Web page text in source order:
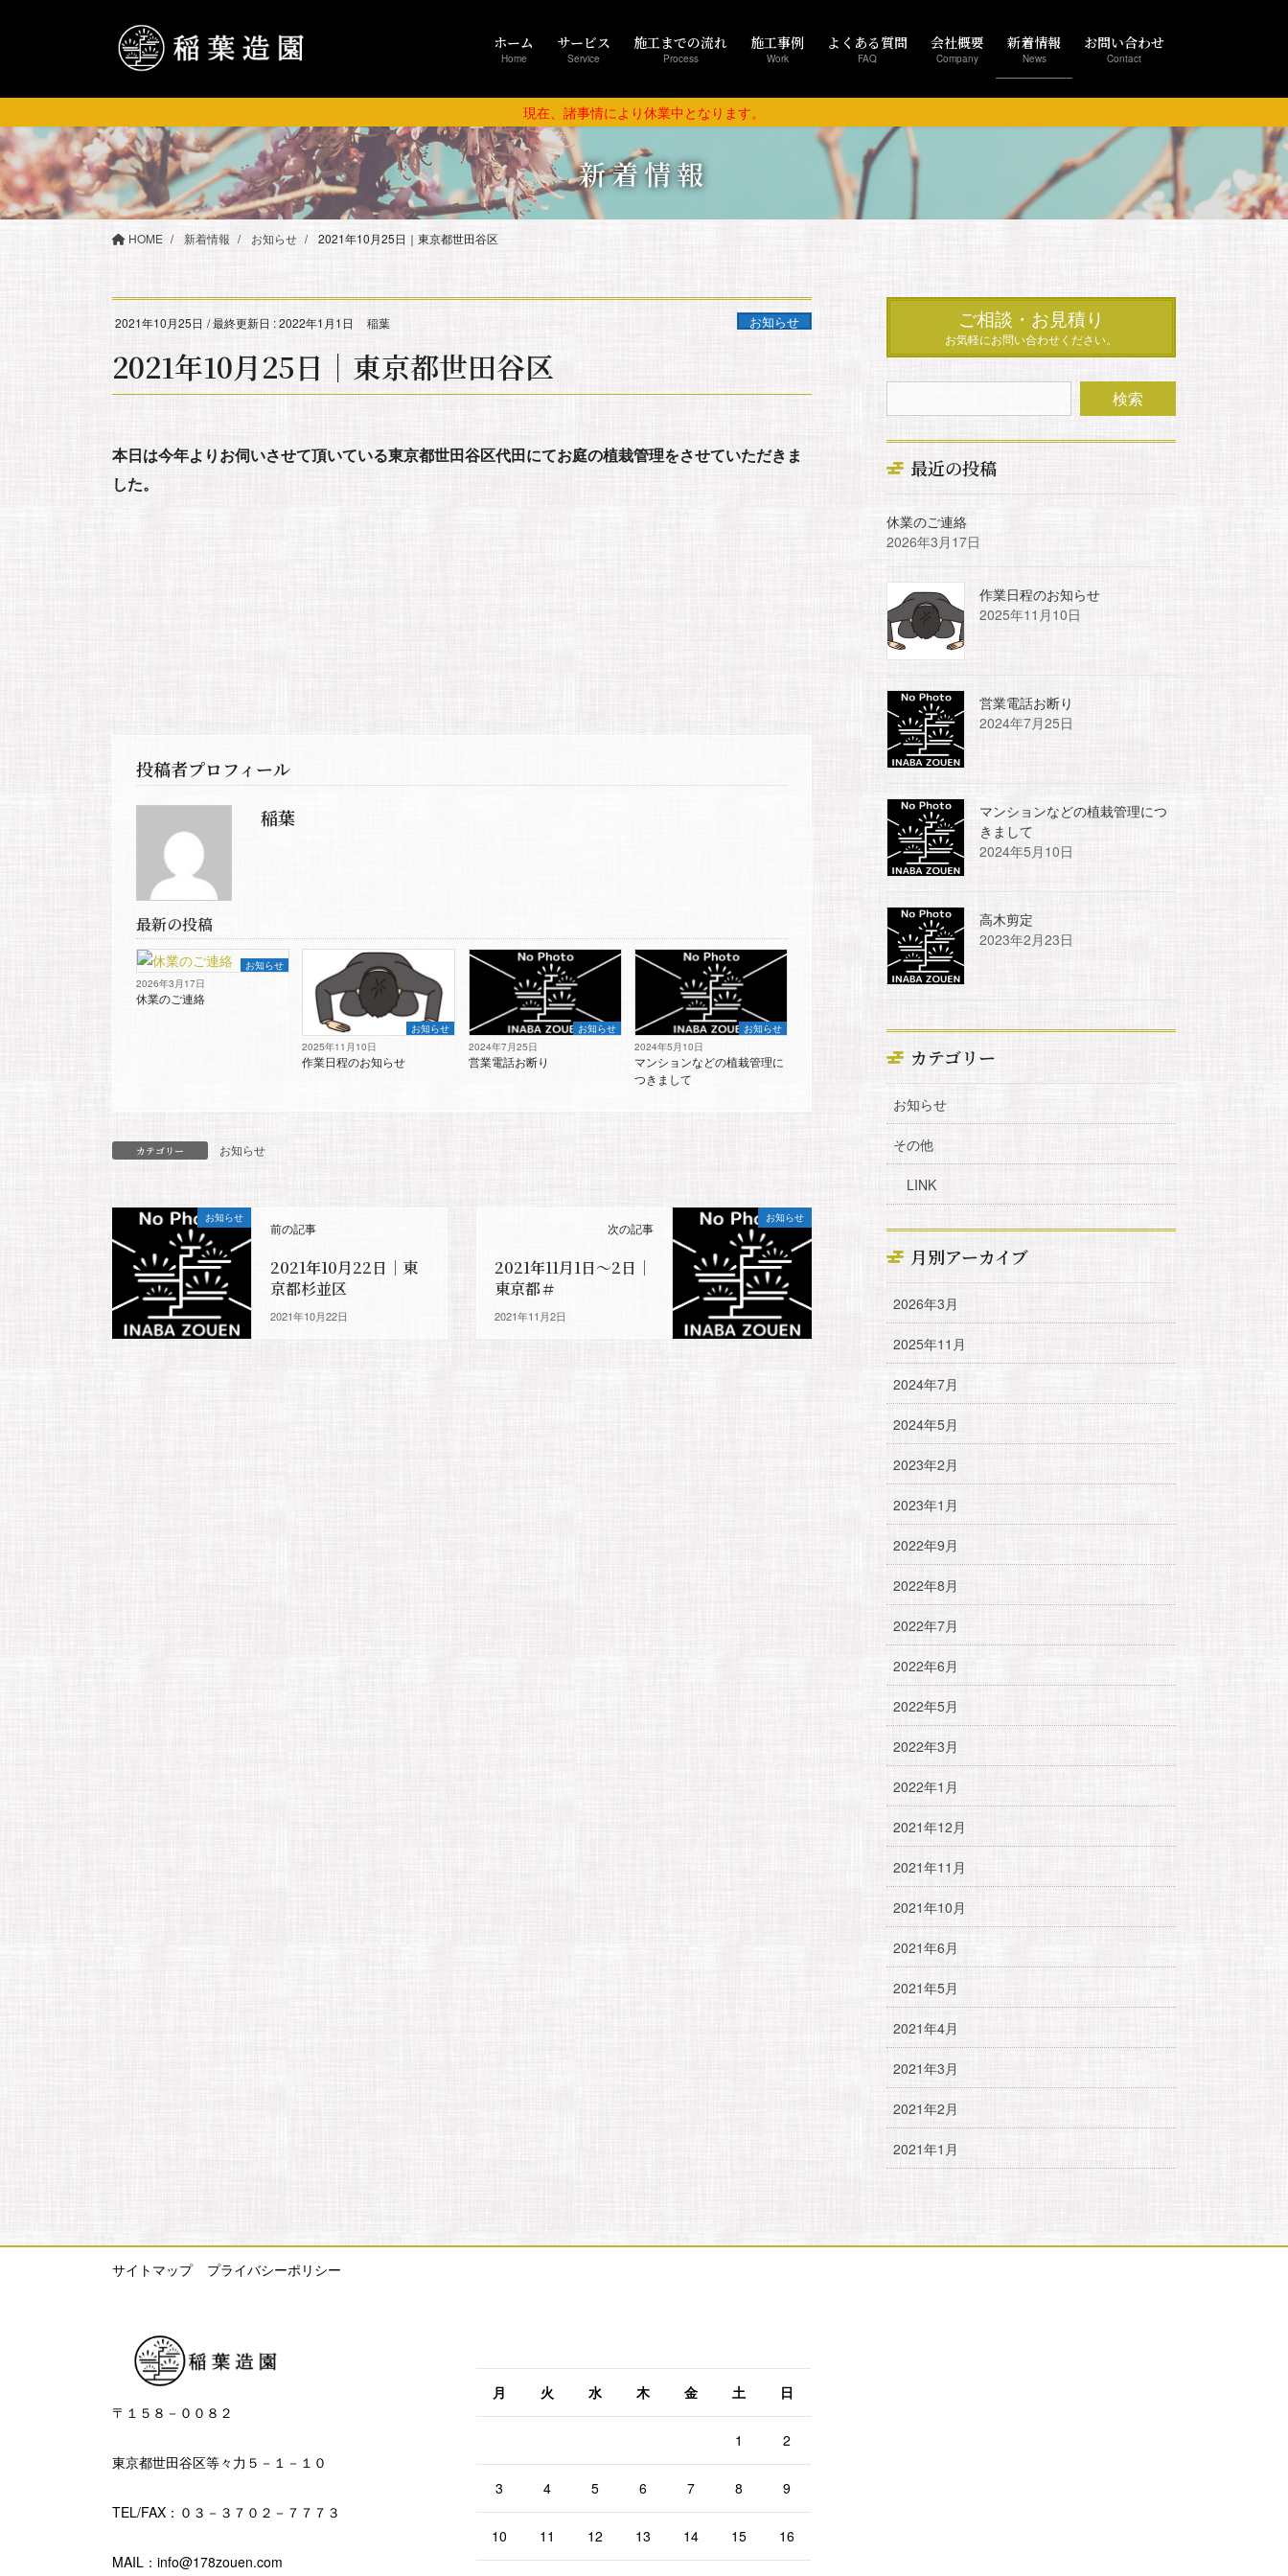
ツ
に
移
動
シ
ョ
ン
に
移
動
ホーム
Home
サービス
Service
施工までの流れ
Process
施工事例
Work
よくある質問
FAQ
会社概要
Company
新着情報
News
お問い合わせ
Contact
現在、諸事情により休業中となります。
新着情報
HOME 新着情報 お知らせ 2021年10月25日｜東京都世田谷区
2021年10月25日 / 最終更新日 :2022年1月1日 稲葉 お知らせ
2021年10月25日｜東京都世田谷区
本日は今年よりお伺いさせて頂いている東京都世田谷区代田にてお庭の植栽管理をさせていただきま
した。
投稿者プロフィール
稲葉
最新の投稿
お知らせ
2026年3月17日
休業のご連絡
お知らせ
2025年11月10日
作業日程のお知らせ
お知らせ
2024年7月25日
営業電話お断り
お知らせ
2024年5月10日
マンションなどの植栽管理に
つきまして
カテゴリー お知らせ
お知らせ
前の記事
2021年10月22日｜東
京都杉並区
2021年10月22日
お知らせ
次の記事
2021年11月1日〜2日｜
東京都＃
2021年11月2日
ご相談・お見積り
お気軽にお問い合わせください。
最近の投稿
休業のご連絡
2026年3月17日
作業日程のお知らせ
2025年11月10日
営業電話お断り
2024年7月25日
マンションなどの植栽管理につ
きまして
2024年5月10日
高木剪定
2023年2月23日
カテゴリー
お知らせ
その他
LINK
月別アーカイブ
2026年3月
2025年11月
2024年7月
2024年5月
2023年2月
2023年1月
2022年9月
2022年8月
2022年7月
2022年6月
2022年5月
2022年3月
2022年1月
2021年12月
2021年11月
2021年10月
2021年6月
2021年5月
2021年4月
2021年3月
2021年2月
2021年1月
サイトマップ プライバシーポリシー
〒１５８－００８２
東京都世田谷区等々力５－１－１０
TEL/FAX：０３－３７０２－７７７３
MAIL：info@178zouen.com
月 火 水 木 金 土 日
1 2
3 4 5 6 7 8 9
10 11 12 13 14 15 16